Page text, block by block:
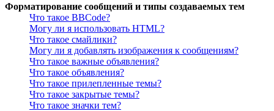
Форматирование сообщений и типы создаваемых тем
Что такое BBCode?
Могу ли я использовать HTML?
Что такое смайлики?
Могу ли я добавлять изображения к сообщениям?
Что такое важные объявления?
Что такое объявления?
Что такое прилепленные темы?
Что такое закрытые темы?
Что такое значки тем?